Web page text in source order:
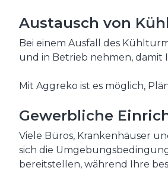
Austausch von
Bei einem Ausfall des
und in Betrieb nehmen, damit
Mit Aggreko ist es möglich,
Gewerbliche
Viele Büros, Krankenhäuser
sich die
bereitstellen, während Ihre